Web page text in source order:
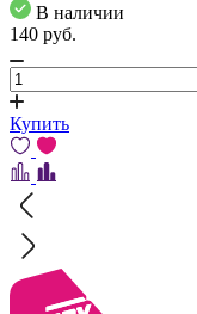
В наличии
140 pуб.
Купить